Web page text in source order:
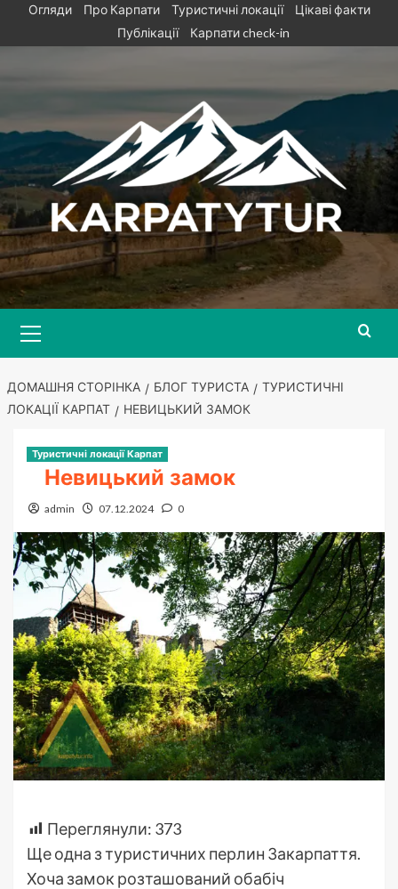
Огляди Про Карпати Туристичні локації
Цікаві факти
Публікації
Карпати check-in
Menu
ДОМАШНЯ СТОРІНКА БЛОГ ТУРИСТА
ТУРИСТИЧНІ
ЛОКАЦІЇ КАРПАТ
НЕВИЦЬКИЙ ЗАМОК
Туристичні локації Карпат
Невицький замок
admin 07.12.2024 0
Переглянули: 373
Ще одна з туристичних перлин Закарпаття.
Хоча замок розташований обабіч